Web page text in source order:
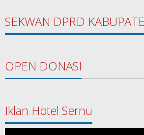
SEKWAN DPRD
OPEN DONASI
Iklan Hotel Sernu